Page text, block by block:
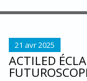
21 avr 2025
ACTILED